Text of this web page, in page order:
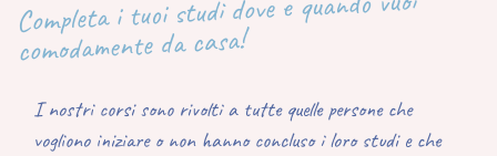
comodamente da casa!
I nostri corsi sono rivolti a tutte quelle persone che
vogliono iniziare o non hanno concluso i loro studi e che